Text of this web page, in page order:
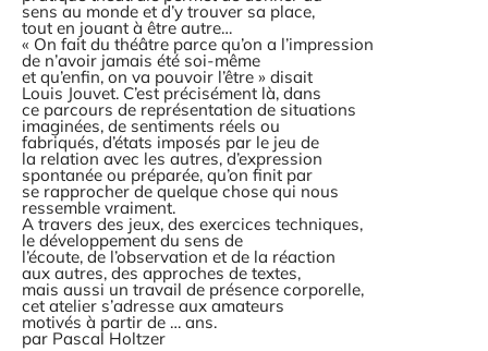
sens au monde et d’y trouver sa place,
tout en jouant à être autre…
« On fait du théâtre parce qu’on a l’impression
de n’avoir jamais été soi-même
et qu’enfin, on va pouvoir l’être » disait
Louis Jouvet. C’est précisément là, dans
ce parcours de représentation de situations
imaginées, de sentiments réels ou
fabriqués, d’états imposés par le jeu de
la relation avec les autres, d’expression
spontanée ou préparée, qu’on finit par
se rapprocher de quelque chose qui nous
ressemble vraiment.
A travers des jeux, des exercices techniques,
le développement du sens de
l’écoute, de l’observation et de la réaction
aux autres, des approches de textes,
mais aussi un travail de présence corporelle,
cet atelier s’adresse aux amateurs
motivés à partir de … ans.
par Pascal Holtzer